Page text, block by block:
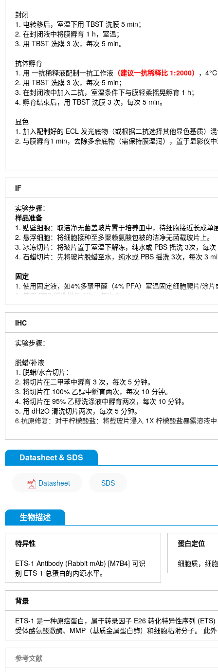
封闭
1. 电转移后，室温下用 TBST 洗膜 5 min；
2. 在封闭液中将膜孵育 1 h，室温；
3. 用 TBST 洗膜 3 次，每次 5 min。
抗体孵育
1. 用 一抗稀释液配制一抗工作液 （建议一抗稀释比 1:2000） ，
2. 用 TBST 洗膜 3 次，每次 5 min；
3. 在封闭液中加入二抗，室温条件下与膜轻柔摇晃孵育 1 h；
4. 孵育结束后，用 TBST 洗膜 3 次，每次 5 min。
显色
1. 加入配制好的 ECL 发光底物（或根据二抗选择其他显色基质）
2. 与膜孵育1 min，去除多余底物（需保持膜湿润），置于显影仪
IF
实验步骤：
样品准备
1. 贴壁细胞：取洁净无菌盖玻片置于培养皿中，待细胞接近长成单
2. 悬浮细胞：将细胞接种至多聚赖氨酸包被的洁净无菌载玻片上。
3. 冰冻切片：将玻片置于室温下解冻，纯水或 PBS 摇洗 3次，每
4. 石蜡切片：先将玻片脱蜡至水，纯水或 PBS 摇洗 3次，每次 3
固定
1. 使用固定液，如4%多聚甲醛（4% PFA）室温固定细胞爬片/涂
2. 使用 PBS 摇洗样品 3次，每次 3 min。
通透
1. 对样品添加去垢剂，如 0.1~0.3% Triton X-100，室温通透
（仅针对胞内抗原，若是细胞膜上表达的抗原则可省略该步骤。）
2. 使用 PBS 摇洗样品 3次，每次 3 min。
封闭
添加封闭液，在室温下封闭至少 1 h。（常用的封闭液包括：与二
注意事项：从封闭开始之后的所有步骤务必保证样品湿润，避免干
免疫荧光染色（第一天）
1. 吸走封闭液，滴加稀释后的一抗。
2. 湿盒中 4°C 孵育过夜。
免疫荧光染色（第二天）
1. 吸走一抗，PBST 摇洗 3 次，每次 5 min。
2. 滴加稀释后的荧光二抗，
4. 滴加稀释后的 DAPI，室温 避光
5. PBST 中摇洗 3 次，每次 5 分钟。
封片
1. 抗荧光淬灭封片剂封片。
3. 将载玻片放入玻片盒中 4°C 避光保存。
IHC
实验步骤：
脱蜡/补液
1. 脱蜡/水合切片：
2. 将切片在二甲苯中孵育 3 次，每次 5 分钟。
3. 将切片在 100% 乙醇中孵育两次，每次 10 分钟。
4. 将切片在 95% 乙醇洗涤液中孵育两次，每次 10 分钟。
5. 用 dH2O 清洗切片两次，每次 5 分钟。
6.抗原修复：对于柠檬酸盐：将载玻片浸入 1X 柠檬酸盐暴露溶液
染色
1. 用 dH2O 清洗切片 3 次，每次 5 分钟。
2. 将切片在 3% 过氧化氢中孵育 10 分钟。
4. 在洗涤缓冲液中洗涤切片 5 分钟。
5. 用 100–400 µl 封闭液在室温下封闭每个切片 1 小时。
7. 去除抗体溶液，用洗涤缓冲液洗涤切片 3 次，每次 5 分钟。
8. 用 1-3 滴所需的 HRPA 覆盖切片。 在加湿室中室温孵育 30 分钟
9. 用洗涤缓冲液洗涤切片 3 次，每次 5 分钟。
10. 使用前将 DAB 显色剂浓缩液加入 DAB 稀释液中并充分混合。
11. 在每个切片上涂抹 100–400 µl DAB 并密切监测。 1-10 分钟通
13. 如果需要，用苏木精复染切片。
14. 用 dH2O 清洗切片两次，每次 5 分钟。
15. 切片脱水：95%乙醇孵育切片两次，每次 10 秒； 在 100% 乙
16. 用盖玻片和封固剂封固切片。
Datasheet & SDS
Datasheet SDS
生物描述
特异性
ETS-1 Antibody (Rabbit mAb) [M7B4] 可识
别 ETS-1 总蛋白的内源水平。
蛋白定位
细胞质，细
背景
ETS-1 是一种原癌蛋白，属于转录因子 E26 转化特异性序列
受体酪氨酸激酶、MMP（基质金属蛋白酶）和细胞粘附分子。 此
参考文献